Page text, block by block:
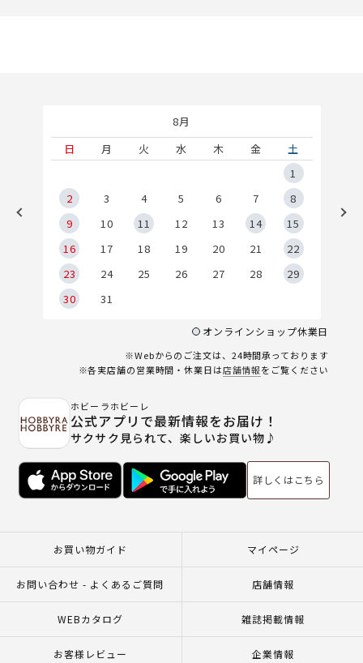
8月
日
月 火 水 木 金
土
1
2
3 4 5 6 7
8
9
10 11 12 13 14
15
16
17 18 19 20 21
22
23
24 25 26 27 28
29
30
31
オンラインショップ休業日
※Webからのご注文は、24時間承っております
※各実店舗の営業時間・休業日は店舗情報をご覧ください
ホビーラホビーレ
公式アプリで最新情報をお届け！
サクサク見られて、楽しいお買い物♪
詳しくはこちら
お買い物ガイド マイページ
お問い合わせ - よくあるご質問 店舗情報
WEBカタログ 雑誌掲載情報
お客様レビュー 企業情報